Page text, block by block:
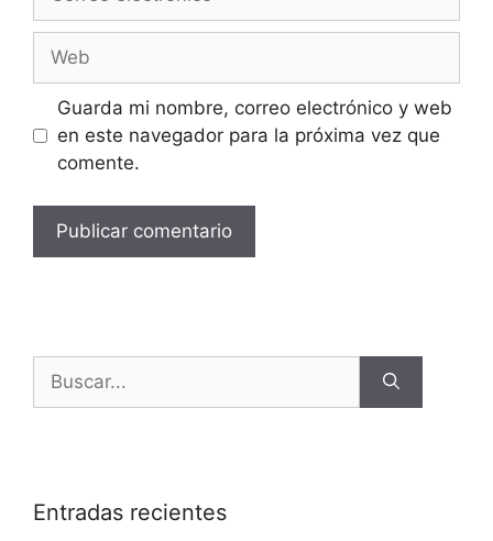
Guarda mi nombre, correo electrónico y web
en este navegador para la próxima vez que
comente.
Entradas recientes